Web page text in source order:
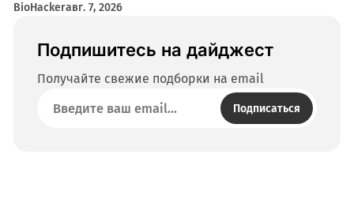
BioHackerавг. 7, 2026
Подпишитесь на дайджест
Получайте свежие подборки на email
Подписаться